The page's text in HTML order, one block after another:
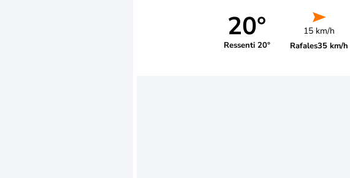
20°
Ressenti 20°
15 km/h
Rafales35 km/h